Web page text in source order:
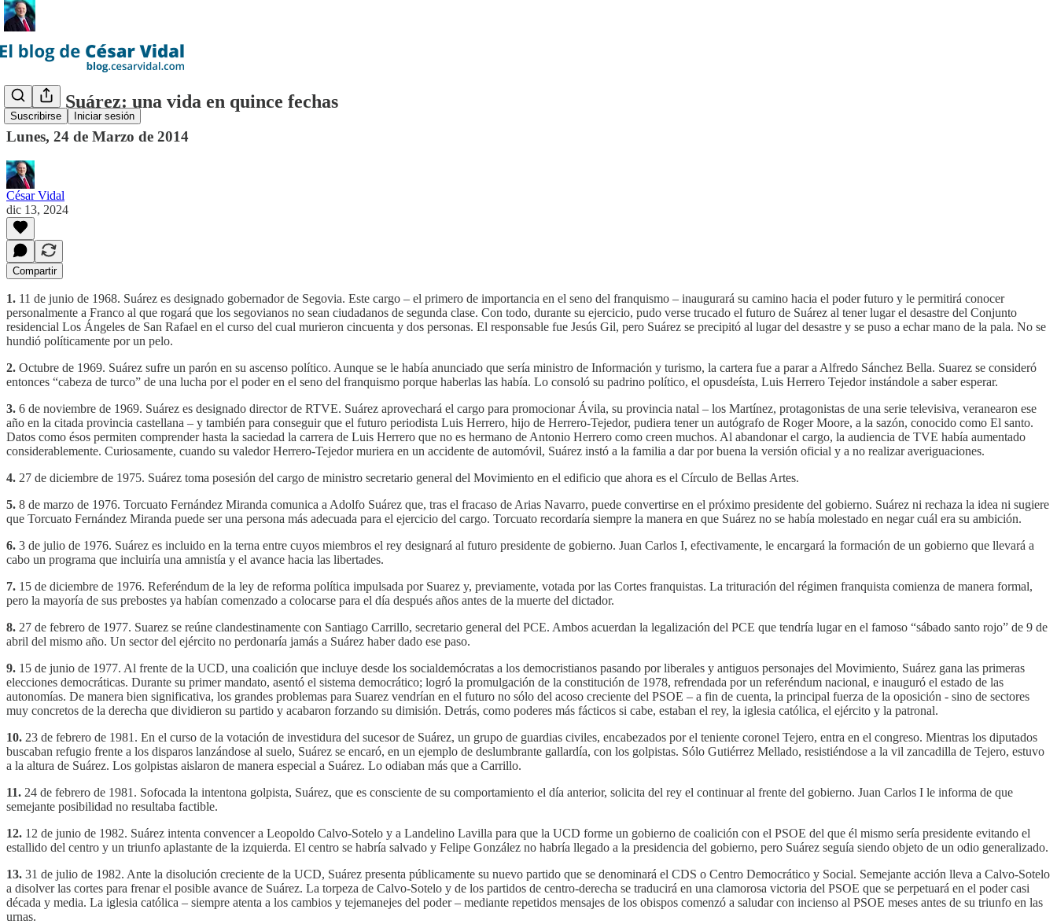
Suscribirse Iniciar sesión
Adolfo Suárez: una vida en quince fechas
Lunes, 24 de Marzo de 2014
César Vidal
dic 13, 2024
Compartir
1. 11 de junio de 1968. Suárez es designado gobernador de Segovia. Este cargo – el primero de importancia en el seno del franquismo – inaugurará su camino hacia el poder futuro y le permitirá conocer
personalmente a Franco al que rogará que los segovianos no sean ciudadanos de segunda clase. Con todo, durante su ejercicio, pudo verse trucado el futuro de Suárez al tener lugar el desastre del Conjunto
residencial Los Ángeles de San Rafael en el curso del cual murieron cincuenta y dos personas. El responsable fue Jesús Gil, pero Suárez se precipitó al lugar del desastre y se puso a echar mano de la pala. No se
hundió políticamente por un pelo.
2. Octubre de 1969. Suárez sufre un parón en su ascenso político. Aunque se le había anunciado que sería ministro de Información y turismo, la cartera fue a parar a Alfredo Sánchez Bella. Suarez se consideró
entonces “cabeza de turco” de una lucha por el poder en el seno del franquismo porque haberlas las había. Lo consoló su padrino político, el opusdeísta, Luis Herrero Tejedor instándole a saber esperar.
3. 6 de noviembre de 1969. Suárez es designado director de RTVE. Suárez aprovechará el cargo para promocionar Ávila, su provincia natal – los Martínez, protagonistas de una serie televisiva, veranearon ese
año en la citada provincia castellana – y también para conseguir que el futuro periodista Luis Herrero, hijo de Herrero-Tejedor, pudiera tener un autógrafo de Roger Moore, a la sazón, conocido como El santo.
Datos como ésos permiten comprender hasta la saciedad la carrera de Luis Herrero que no es hermano de Antonio Herrero como creen muchos. Al abandonar el cargo, la audiencia de TVE había aumentado
considerablemente. Curiosamente, cuando su valedor Herrero-Tejedor muriera en un accidente de automóvil, Suárez instó a la familia a dar por buena la versión oficial y a no realizar averiguaciones.
4. 27 de diciembre de 1975. Suárez toma posesión del cargo de ministro secretario general del Movimiento en el edificio que ahora es el Círculo de Bellas Artes.
5. 8 de marzo de 1976. Torcuato Fernández Miranda comunica a Adolfo Suárez que, tras el fracaso de Arias Navarro, puede convertirse en el próximo presidente del gobierno. Suárez ni rechaza la idea ni sugiere
que Torcuato Fernández Miranda puede ser una persona más adecuada para el ejercicio del cargo. Torcuato recordaría siempre la manera en que Suárez no se había molestado en negar cuál era su ambición.
6. 3 de julio de 1976. Suárez es incluido en la terna entre cuyos miembros el rey designará al futuro presidente de gobierno. Juan Carlos I, efectivamente, le encargará la formación de un gobierno que llevará a
cabo un programa que incluiría una amnistía y el avance hacia las libertades.
7. 15 de diciembre de 1976. Referéndum de la ley de reforma política impulsada por Suarez y, previamente, votada por las Cortes franquistas. La trituración del régimen franquista comienza de manera formal,
pero la mayoría de sus prebostes ya habían comenzado a colocarse para el día después años antes de la muerte del dictador.
8. 27 de febrero de 1977. Suarez se reúne clandestinamente con Santiago Carrillo, secretario general del PCE. Ambos acuerdan la legalización del PCE que tendría lugar en el famoso “sábado santo rojo” de 9 de
abril del mismo año. Un sector del ejército no perdonaría jamás a Suárez haber dado ese paso.
9. 15 de junio de 1977. Al frente de la UCD, una coalición que incluye desde los socialdemócratas a los democristianos pasando por liberales y antiguos personajes del Movimiento, Suárez gana las primeras
elecciones democráticas. Durante su primer mandato, asentó el sistema democrático; logró la promulgación de la constitución de 1978, refrendada por un referéndum nacional, e inauguró el estado de las
autonomías. De manera bien significativa, los grandes problemas para Suarez vendrían en el futuro no sólo del acoso creciente del PSOE – a fin de cuenta, la principal fuerza de la oposición - sino de sectores
muy concretos de la derecha que dividieron su partido y acabaron forzando su dimisión. Detrás, como poderes más fácticos si cabe, estaban el rey, la iglesia católica, el ejército y la patronal.
10. 23 de febrero de 1981. En el curso de la votación de investidura del sucesor de Suárez, un grupo de guardias civiles, encabezados por el teniente coronel Tejero, entra en el congreso. Mientras los diputados
buscaban refugio frente a los disparos lanzándose al suelo, Suárez se encaró, en un ejemplo de deslumbrante gallardía, con los golpistas. Sólo Gutiérrez Mellado, resistiéndose a la vil zancadilla de Tejero, estuvo
a la altura de Suárez. Los golpistas aislaron de manera especial a Suárez. Lo odiaban más que a Carrillo.
11. 24 de febrero de 1981. Sofocada la intentona golpista, Suárez, que es consciente de su comportamiento el día anterior, solicita del rey el continuar al frente del gobierno. Juan Carlos I le informa de que
semejante posibilidad no resultaba factible.
12. 12 de junio de 1982. Suárez intenta convencer a Leopoldo Calvo-Sotelo y a Landelino Lavilla para que la UCD forme un gobierno de coalición con el PSOE del que él mismo sería presidente evitando el
estallido del centro y un triunfo aplastante de la izquierda. El centro se habría salvado y Felipe González no habría llegado a la presidencia del gobierno, pero Suárez seguía siendo objeto de un odio generalizado.
13. 31 de julio de 1982. Ante la disolución creciente de la UCD, Suárez presenta públicamente su nuevo partido que se denominará el CDS o Centro Democrático y Social. Semejante acción lleva a Calvo-Sotelo
a disolver las cortes para frenar el posible avance de Suárez. La torpeza de Calvo-Sotelo y de los partidos de centro-derecha se traducirá en una clamorosa victoria del PSOE que se perpetuará en el poder casi
década y media. La iglesia católica – siempre atenta a los cambios y tejemanejes del poder – mediante repetidos mensajes de los obispos comenzó a saludar con incienso al PSOE meses antes de su triunfo en las
urnas.